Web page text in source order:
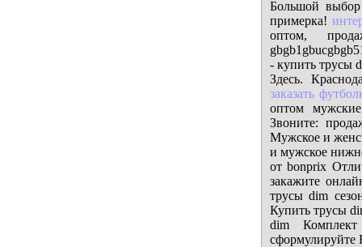
Большой
примерка!
оптом,
- купить трусы
Здесь.
заказать
оптом
Звоните:
Мужское и
и мужское
от bonprix
закажите
трусы dim
Купить трусы
dim
сформулируйте